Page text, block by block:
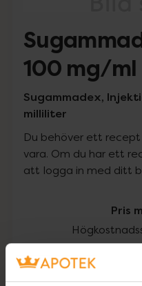
100 mg/ml
Sugammadex,
milliliter
Du behöver ett
vara. Om du har ett
att logga in med ditt
Pris